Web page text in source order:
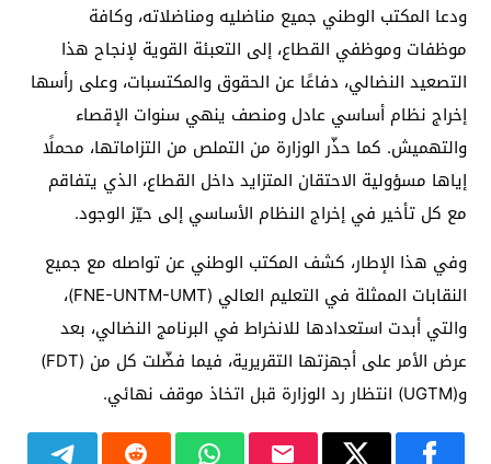
ودعا المكتب الوطني جميع مناضليه ومناضلاته، وكافة
موظفات وموظفي القطاع، إلى التعبئة القوية لإنجاح هذا
التصعيد النضالي، دفاعًا عن الحقوق والمكتسبات، وعلى رأسها
إخراج نظام أساسي عادل ومنصف ينهي سنوات الإقصاء
والتهميش. كما حذّر الوزارة من التملص من التزاماتها، محملًا
إياها مسؤولية الاحتقان المتزايد داخل القطاع، الذي يتفاقم
مع كل تأخير في إخراج النظام الأساسي إلى حيّز الوجود.
وفي هذا الإطار، كشف المكتب الوطني عن تواصله مع جميع
النقابات الممثلة في التعليم العالي (FNE-UNTM-UMT)،
والتي أبدت استعدادها للانخراط في البرنامج النضالي، بعد
عرض الأمر على أجهزتها التقريرية، فيما فضّلت كل من (FDT)
و(UGTM) انتظار رد الوزارة قبل اتخاذ موقف نهائي.